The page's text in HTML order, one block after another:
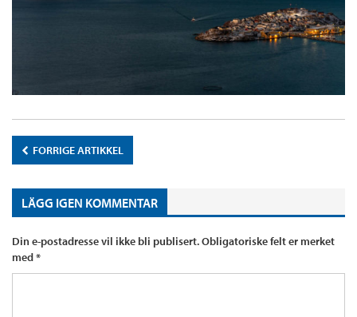
FORRIGE ARTIKKEL
LÄGG IGEN KOMMENTAR
Din e-postadresse vil ikke bli publisert.Obligatoriske felt er merket
med*